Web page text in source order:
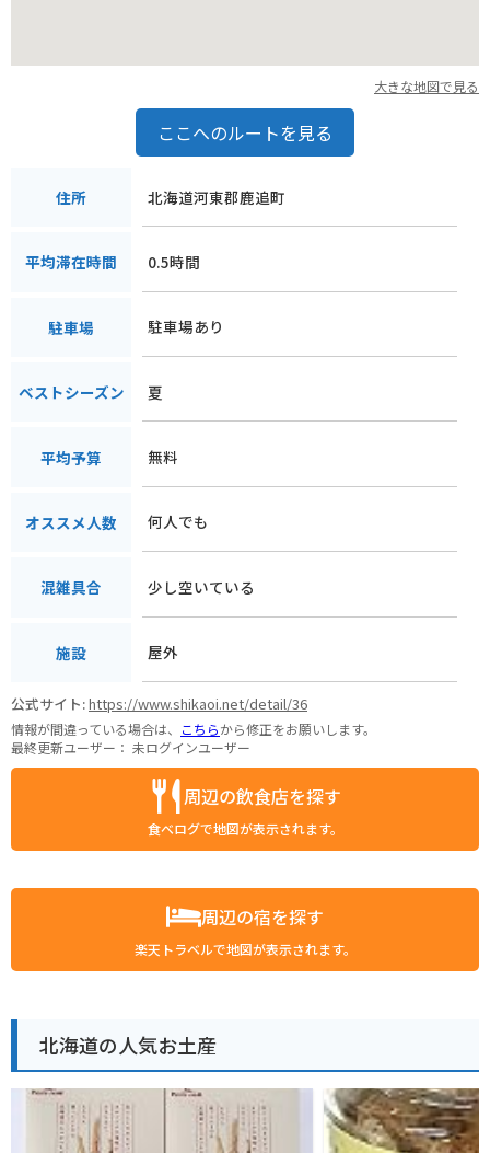
大きな地図で見る
ここへのルートを見る
住所 北海道河東郡鹿追町
平均滞在時間 0.5時間
駐車場 駐車場あり
ベストシーズン 夏
平均予算 無料
オススメ人数 何人でも
混雑具合 少し空いている
施設 屋外
公式サイト:https://www.shikaoi.net/detail/36
情報が間違っている場合は、 こちらから修正をお願いします。
最終更新ユーザー： 未ログインユーザー
周辺の飲食店を探す
食べログで地図が表示されます。
周辺の宿を探す
楽天トラベルで地図が表示されます。
北海道の人気お土産